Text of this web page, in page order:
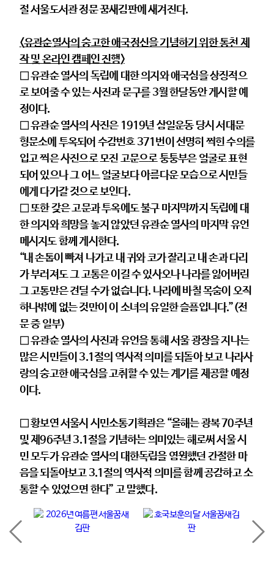
절 서울도서관 정문 꿈새김판에 새겨진다.
<유관순열사의 숭고한 애국정신을 기념하기 위한 통천 제
작 및 온라인 캠페인 진행>
□ 유관순 열사의 독립에 대한 의지와 애국심을 상징적으
로 보여줄 수 있는 사진과 문구를 3월 한달동안 게시할 예
정이다.
□ 유관순 열사의 사진은 1919년 삼일운동 당시 서대문
형문소에 투옥되어 수감번호 371번이 선명히 찍힌 수의를
입고 찍은 사진으로 모진 고문으로 퉁퉁부은 얼굴로 표현
되어 있으나 그 어느 얼굴보다 아름다운 모습으로 시민들
에게 다가갈 것으로 보인다.
□ 또한 갖은 고문과 투옥에도 불구 마지막까지 독립에 대
한 의지와 희망을 놓지 않았던 유관순 열사의 마지막 유언
메시지도 함께 게시한다.
“내 손톱이 빠져 나가고 내 귀와 코가 잘리고 내 손과 다리
가 부러져도 그 고통은 이길 수 있사오나 나라를 잃어버린
그 고통만은 견딜 수가 없습니다. 나라에 바칠 목숨이 오직
하나밖에 없는 것만이 이 소녀의 유일한 슬픔입니다.”(전
문 중 일부)
□ 유관순 열사의 사진과 유언을 통해 서울 광장을 지나는
많은 시민들이 3.1절의 역사적 의미를 되돌아 보고 나라사
랑의 숭고한 애국심을 고취할 수 있는 계기를 제공할 예정
이다.
□ 황보연 서울시 시민소통기획관은 “올해는 광복 70주년
및 제96주년 3.1절을 기념하는 의미있는 해로써 서울 시
민 모두가 유관순 열사의 대한독립을 염원했던 간절한 마
음을 되돌아보고 3.1절의 역사적 의미를 함께 공감하고 소
통할 수 있었으면 한다” 고 말했다.